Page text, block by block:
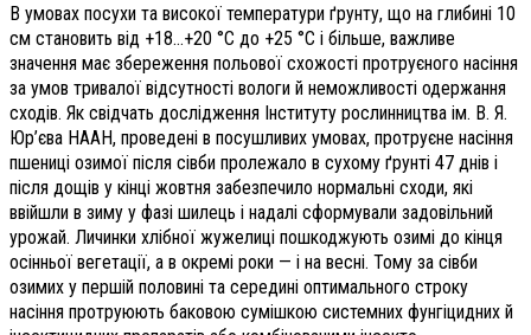
В умовах посухи та високої температури ґрунту, що на глибині 10
см становить від +18…+20 °С до +25 °С і більше, важливе
значення має збереження польової схожості протруєного насіння
за умов тривалої відсутності вологи й неможливості одержання
сходів. Як свідчать дослідження Інституту рослинництва ім. В. Я.
Юр’єва НААН, проведені в посушливих умовах, протруєне насіння
пшениці озимої після сівби пролежало в сухому ґрунті 47 днів і
після дощів у кінці жовтня забезпечило нормальні сходи, які
ввійшли в зиму у фазі шилець і надалі сформували задовільний
урожай. Личинки хлібної жужелиці пошкоджують озимі до кінця
осінньої вегетації, а в окремі роки — і на весні. Тому за сівби
озимих у першій половині та середині оптимального строку
насіння протруюють баковою сумішкою системних фунгіцидних й